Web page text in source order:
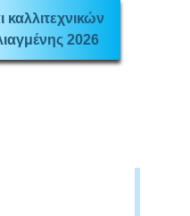
2026